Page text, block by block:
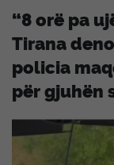
“8 orë pa
Tirana
policia
për gjuhën